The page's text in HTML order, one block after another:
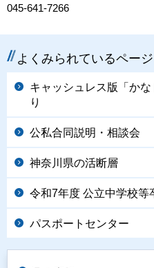
045-641-7266
よくみられているページ
キャッシュレス版「か
り
公私合同説明・相談会
神奈川県の活断層
令和7年度 公立中学校等
パスポートセンター